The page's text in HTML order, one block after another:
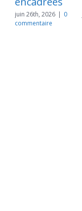
juin 26th, 2026 | 0
commentaire